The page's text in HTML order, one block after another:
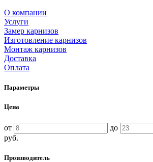
О компании
Услуги
Замер карнизов
Изготовление карнизов
Монтаж карнизов
Доставка
Оплата
Параметры
Цена
от
до
руб.
Производитель